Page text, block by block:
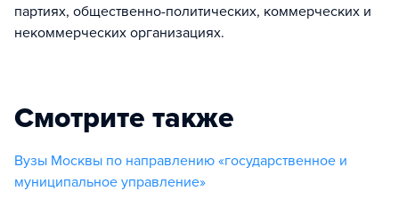
партиях, общественно-политических, коммерческих и
некоммерческих организациях.
Смотрите также
Вузы Москвы по направлению «государственное и
муниципальное управление»